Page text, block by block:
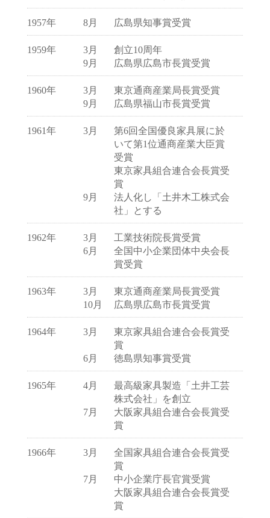
1957年 8月 広島県知事賞受賞
1959年 3月
創立10周年
9月
広島県広島市長賞受賞
1960年 3月
東京通商産業局長賞受賞
9月
広島県福山市長賞受賞
1961年 3月
第6回全国優良家具展に於
いて第1位通商産業大臣賞
受賞
東京家具組合連合会長賞受
賞
9月
法人化し「土井木工株式会
社」とする
1962年 3月
工業技術院長賞受賞
6月
全国中小企業団体中央会長
賞受賞
1963年 3月
東京通商産業局長賞受賞
10月
広島県広島市長賞受賞
1964年 3月
東京家具組合連合会長賞受
賞
6月
徳島県知事賞受賞
1965年 4月
最高級家具製造「土井工芸
株式会社」を創立
7月
大阪家具組合連合会長賞受
賞
1966年 3月
全国家具組合連合会長賞受
賞
7月
中小企業庁長官賞受賞
大阪家具組合連合会長賞受
賞